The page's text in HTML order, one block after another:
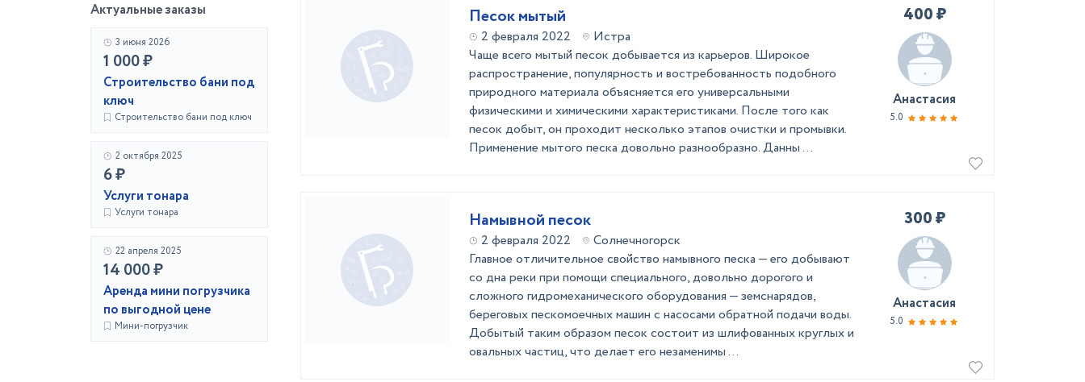
Актуальные заказы
3 июня 2026
1 000 ₽
Строительство бани под
ключ
Строительство бани под ключ
2 октября 2025
6 ₽
Услуги тонара
Услуги тонара
22 апреля 2025
14 000 ₽
Аренда мини погрузчика
по выгодной цене
Мини-погрузчик
Песок мытый
2 февраля 2022
Истра
Чаще всего мытый песок добывается из карьеров. Широкое
распространение, популярность и востребованность подобного
природного материала объясняется его универсальными
физическими и химическими характеристиками. После того как
песок добыт, он проходит несколько этапов очистки и промывки.
Применение мытого песка довольно разнообразно. Данны ...
400 ₽
Анастасия
5.0
Намывной песок
2 февраля 2022
Солнечногорск
Главное отличительное свойство намывного песка — его добывают
со дна реки при помощи специального, довольно дорогого и
сложного гидромеханического оборудования — земснарядов,
береговых пескомоечных машин с насосами обратной подачи воды.
Добытый таким образом песок состоит из шлифованных круглых и
овальных частиц, что делает его незаменимы ...
300 ₽
Анастасия
5.0